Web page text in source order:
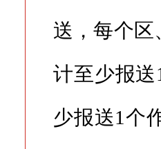
送，每个区
计至少报
少报送1个